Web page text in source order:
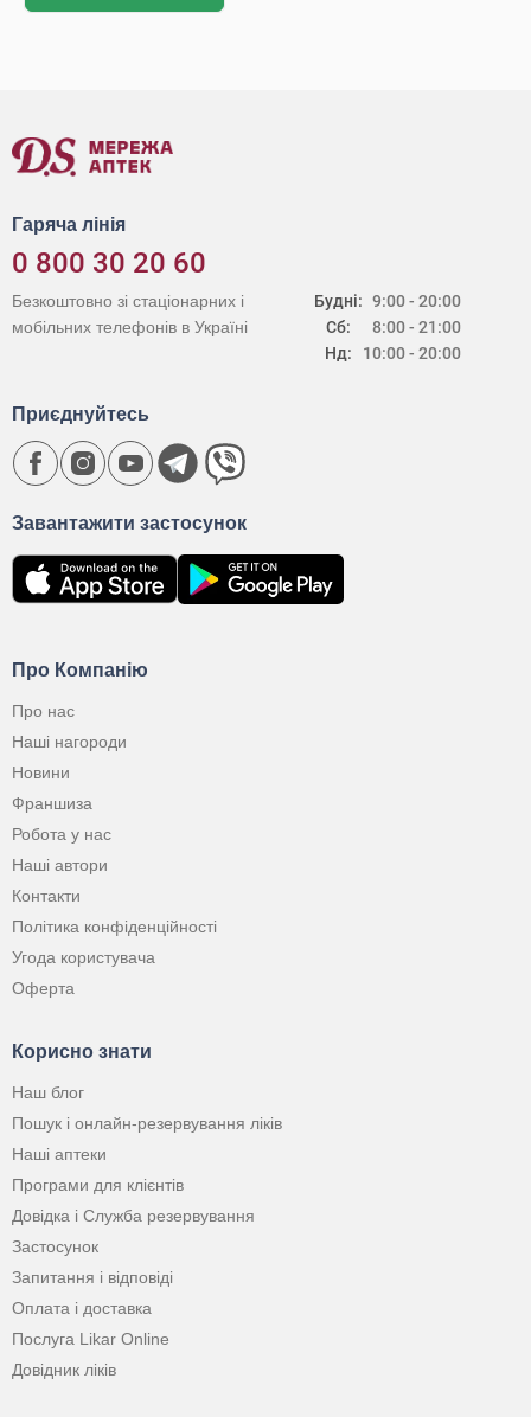
Гаряча лінія
0 800 30 20 60
Будні:
Сб:
Нд:
9:00 - 20:00
8:00 - 21:00
10:00 - 20:00
Безкоштовно зі стаціонарних і
мобільних телефонів в Україні
Про Компанію
Про нас
Наші нагороди
Новини
Франшиза
Робота у нас
Наші автори
Контакти
Політика конфіденційності
Угода користувача
Оферта
Корисно знати
Наш блог
Пошук і онлайн-резервування ліків
Наші аптеки
Програми для клієнтів
Довідка і Служба резервування
Застосунок
Запитання і відповіді
Оплата і доставка
Послуга Likar Online
Довідник ліків
Завантажити застосунок
Приєднуйтесь